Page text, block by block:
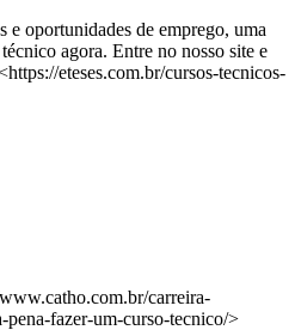
e oportunidades de emprego, uma
agora. Entre no nosso site e
eteses.com.br/cursos-tecnicos-
carreira-
pena-fazer-um-curso-tecnico/>